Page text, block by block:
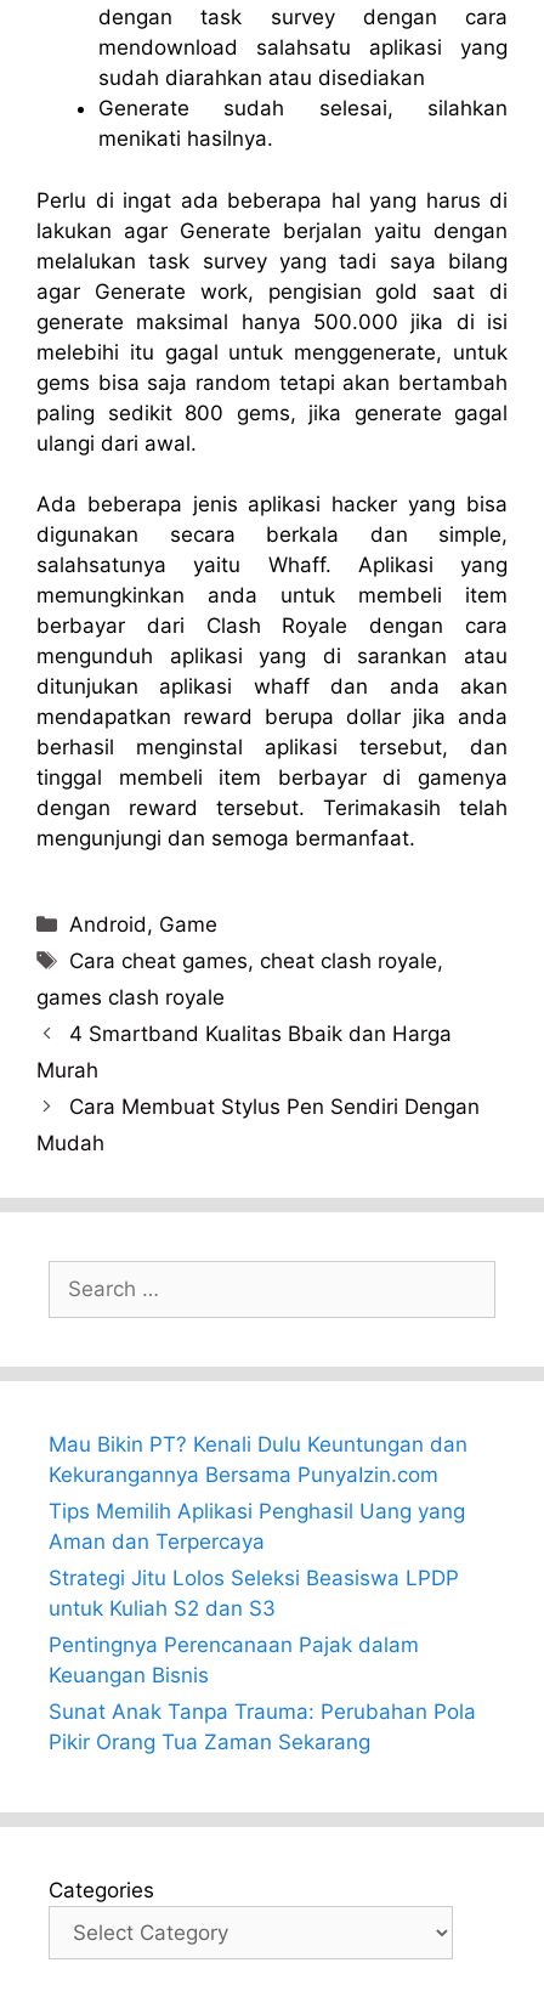
dengan task survey dengan cara
mendownload salahsatu aplikasi yang
sudah diarahkan atau disediakan
Generate sudah selesai, silahkan
menikati hasilnya.
Perlu di ingat ada beberapa hal yang harus di
lakukan agar Generate berjalan yaitu dengan
melalukan task survey yang tadi saya bilang
agar Generate work, pengisian gold saat di
generate maksimal hanya 500.000 jika di isi
melebihi itu gagal untuk menggenerate, untuk
gems bisa saja random tetapi akan bertambah
paling sedikit 800 gems, jika generate gagal
ulangi dari awal.
Ada beberapa jenis aplikasi hacker yang bisa
digunakan secara berkala dan simple,
salahsatunya yaitu Whaff. Aplikasi yang
memungkinkan anda untuk membeli item
berbayar dari Clash Royale dengan cara
mengunduh aplikasi yang di sarankan atau
ditunjukan aplikasi whaff dan anda akan
mendapatkan reward berupa dollar jika anda
berhasil menginstal aplikasi tersebut, dan
tinggal membeli item berbayar di gamenya
dengan reward tersebut. Terimakasih telah
mengunjungi dan semoga bermanfaat.
Categories
Android, Game
Tags
Cara cheat games,cheat clash royale,
games clash royale
4 Smartband Kualitas Bbaik dan Harga
Murah
Cara Membuat Stylus Pen Sendiri Dengan
Mudah
for:
Mau Bikin PT? Kenali Dulu Keuntungan dan
Kekurangannya Bersama PunyaIzin.com
Tips Memilih Aplikasi Penghasil Uang yang
Aman dan Terpercaya
Strategi Jitu Lolos Seleksi Beasiswa LPDP
untuk Kuliah S2 dan S3
Pentingnya Perencanaan Pajak dalam
Keuangan Bisnis
Sunat Anak Tanpa Trauma: Perubahan Pola
Pikir Orang Tua Zaman Sekarang
Categories